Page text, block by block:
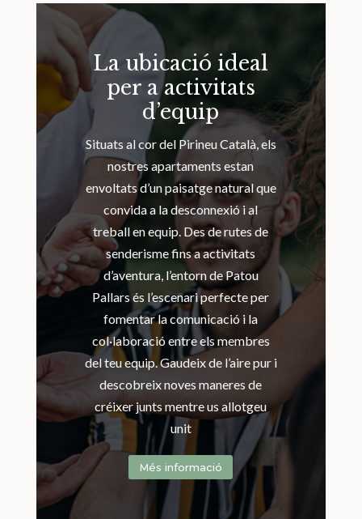
La ubicació ideal
per a activitats
d’equip
Situats al cor del Pirineu Català, els
nostres apartaments estan
envoltats d’un paisatge natural que
convida a la desconnexió i al
treball en equip. Des de rutes de
senderisme fins a activitats
d’aventura, l’entorn de Patou
Pallars és l’escenari perfecte per
fomentar la comunicació i la
col·laboració entre els membres
del teu equip. Gaudeix de l’aire pur i
descobreix noves maneres de
créixer junts mentre us allotgeu
unit
Més informació